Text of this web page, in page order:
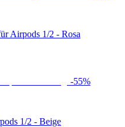
Airpods 1/2 - Rosa
-55%
1/2 - Beige